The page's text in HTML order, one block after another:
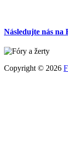
Následujte nás na
Copyright © 2026